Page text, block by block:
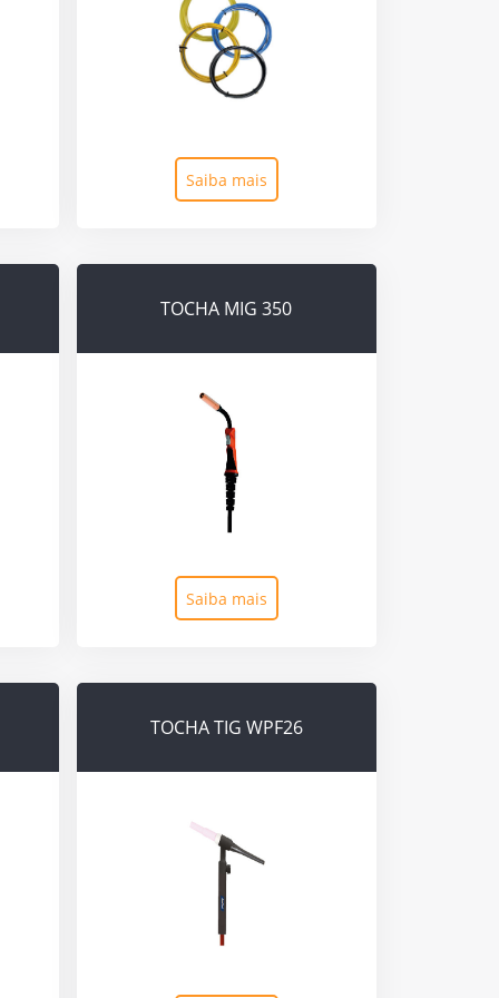
Saiba mais
TOCHA MIG 350
Saiba mais
TOCHA TIG WPF26